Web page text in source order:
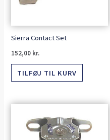
Sierra Contact Set
152,00 kr.
TILFØJ TIL KURV